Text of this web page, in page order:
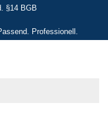
§14 BGB
Professionell.